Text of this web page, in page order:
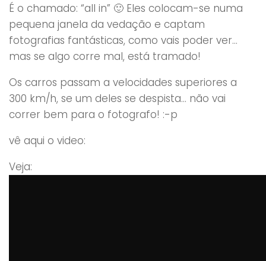
É o chamado: “all in” 🙂 Eles colocam-se numa
pequena janela da vedação e captam
fotografias fantásticas, como vais poder ver…
mas se algo corre mal, está tramado!
Os carros passam a velocidades superiores a
300 km/h, se um deles se despista… não vai
correr bem para o fotografo! :-p
vê aqui o video:
Veja: